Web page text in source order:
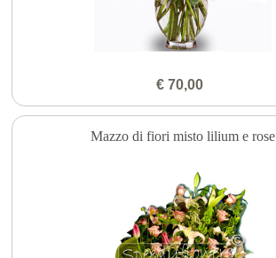
€ 70,00
Mazzo di fiori misto lilium e rose